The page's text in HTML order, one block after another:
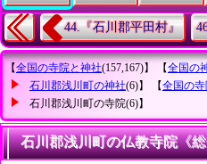
44.『石川郡平田村』
【全国の寺院と神社(157,167)】 【全国の
石川郡浅川町の神社(6)】 【全国の
石川郡浅川町の寺院(6)】
石川郡浅川町の仏教寺院《